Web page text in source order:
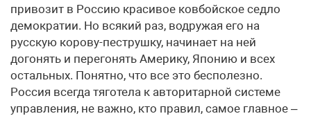
привозит в Россию красивое ковбойское седло
демократии. Но всякий раз, водружая его на
русскую корову-пеструшку, начинает на ней
догонять и перегонять Америку, Японию и всех
остальных. Понятно, что все это бесполезно.
Россия всегда тяготела к авторитарной системе
управления, не важно, кто правил, самое главное –